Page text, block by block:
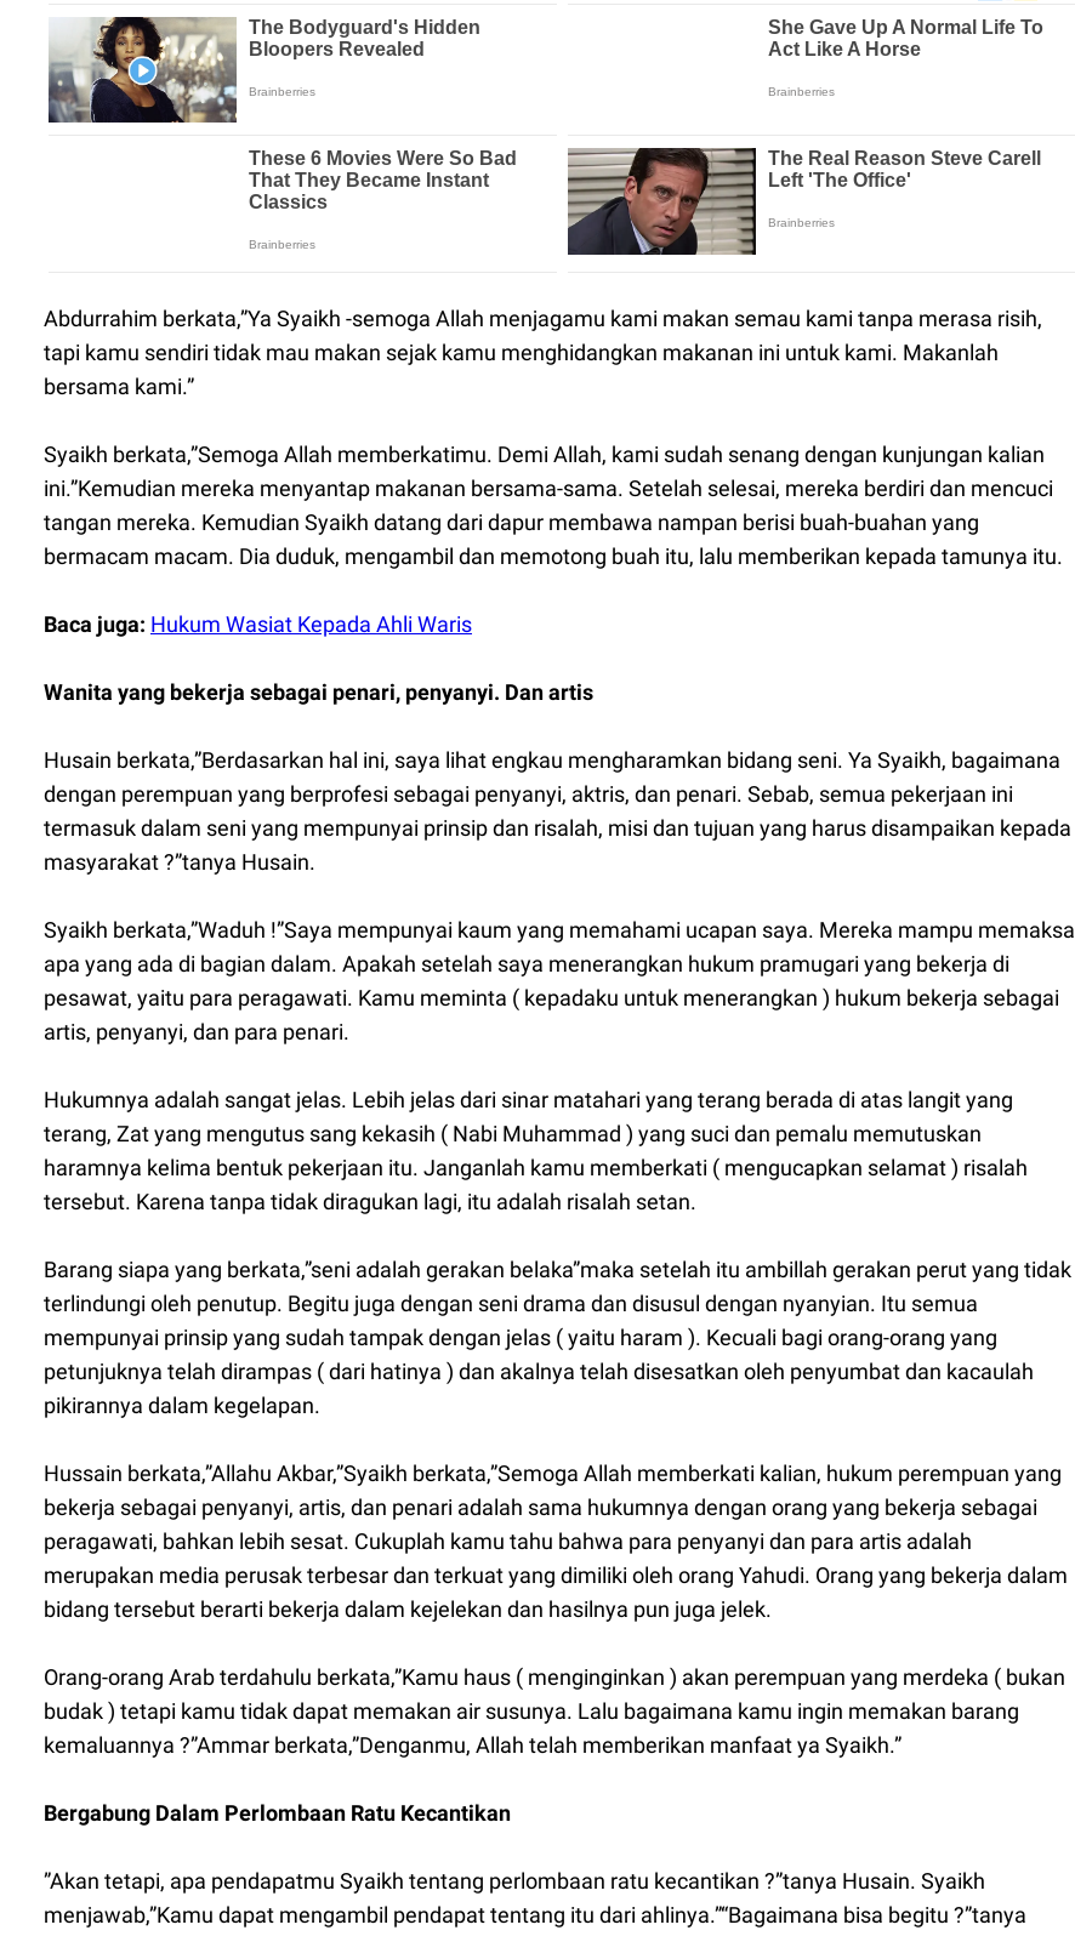
Abdurrahim berkata,”Ya Syaikh -semoga Allah menjagamu kami makan semau kami tanpa merasa risih,
tapi kamu sendiri tidak mau makan sejak kamu menghidangkan makanan ini untuk kami. Makanlah
bersama kami.”
Syaikh berkata,”Semoga Allah memberkatimu. Demi Allah, kami sudah senang dengan kunjungan kalian
ini.”Kemudian mereka menyantap makanan bersama-sama. Setelah selesai, mereka berdiri dan mencuci
tangan mereka. Kemudian Syaikh datang dari dapur membawa nampan berisi buah-buahan yang
bermacam macam. Dia duduk, mengambil dan memotong buah itu, lalu memberikan kepada tamunya itu.
Baca juga: Hukum Wasiat Kepada Ahli Waris
Wanita yang bekerja sebagai penari, penyanyi. Dan artis
Husain berkata,”Berdasarkan hal ini, saya lihat engkau mengharamkan bidang seni. Ya Syaikh, bagaimana
dengan perempuan yang berprofesi sebagai penyanyi, aktris, dan penari. Sebab, semua pekerjaan ini
termasuk dalam seni yang mempunyai prinsip dan risalah, misi dan tujuan yang harus disampaikan kepada
masyarakat ?”tanya Husain.
Syaikh berkata,”Waduh !”Saya mempunyai kaum yang memahami ucapan saya. Mereka mampu memaksa
apa yang ada di bagian dalam. Apakah setelah saya menerangkan hukum pramugari yang bekerja di
pesawat, yaitu para peragawati. Kamu meminta ( kepadaku untuk menerangkan ) hukum bekerja sebagai
artis, penyanyi, dan para penari.
Hukumnya adalah sangat jelas. Lebih jelas dari sinar matahari yang terang berada di atas langit yang
terang, Zat yang mengutus sang kekasih ( Nabi Muhammad ) yang suci dan pemalu memutuskan
haramnya kelima bentuk pekerjaan itu. Janganlah kamu memberkati ( mengucapkan selamat ) risalah
tersebut. Karena tanpa tidak diragukan lagi, itu adalah risalah setan.
Barang siapa yang berkata,”seni adalah gerakan belaka”maka setelah itu ambillah gerakan perut yang tidak
terlindungi oleh penutup. Begitu juga dengan seni drama dan disusul dengan nyanyian. Itu semua
mempunyai prinsip yang sudah tampak dengan jelas ( yaitu haram ). Kecuali bagi orang-orang yang
petunjuknya telah dirampas ( dari hatinya ) dan akalnya telah disesatkan oleh penyumbat dan kacaulah
pikirannya dalam kegelapan.
Hussain berkata,”Allahu Akbar,”Syaikh berkata,”Semoga Allah memberkati kalian, hukum perempuan yang
bekerja sebagai penyanyi, artis, dan penari adalah sama hukumnya dengan orang yang bekerja sebagai
peragawati, bahkan lebih sesat. Cukuplah kamu tahu bahwa para penyanyi dan para artis adalah
merupakan media perusak terbesar dan terkuat yang dimiliki oleh orang Yahudi. Orang yang bekerja dalam
bidang tersebut berarti bekerja dalam kejelekan dan hasilnya pun juga jelek.
Orang-orang Arab terdahulu berkata,”Kamu haus ( menginginkan ) akan perempuan yang merdeka ( bukan
budak ) tetapi kamu tidak dapat memakan air susunya. Lalu bagaimana kamu ingin memakan barang
kemaluannya ?”Ammar berkata,”Denganmu, Allah telah memberikan manfaat ya Syaikh.”
Bergabung Dalam Perlombaan Ratu Kecantikan
”Akan tetapi, apa pendapatmu Syaikh tentang perlombaan ratu kecantikan ?”tanya Husain. Syaikh
menjawab,”Kamu dapat mengambil pendapat tentang itu dari ahlinya.”“Bagaimana bisa begitu ?”tanya